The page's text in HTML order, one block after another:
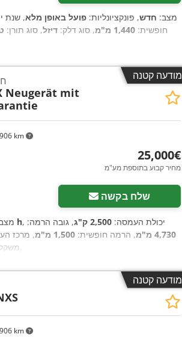
מצב: חדש, פונקציונליות: פועל באופן מלא, שנת
חופשית: 1,440 מ"מ , סוג דלק: דיזל, סוג תורן:
מודעה קטנה
km
Neugerät mit
‏25,000 ‏€
מחיר קבוע בתוספת מע"מ
שלח בקשה
2 h , יכולת העמסה: 2,500 ק"ג
, גובה הרמה:
4,730 מ"מ
, הרמה חופשית: 1,500 מ"מ , מרכז
,,
מודעה קטנה
km